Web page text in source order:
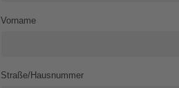
Vorname
Straße/Hausnummer